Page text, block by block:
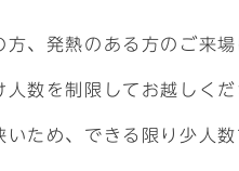
、発熱のある方のご来場
数を制限してお越しくだ
ため、できる限り少人数